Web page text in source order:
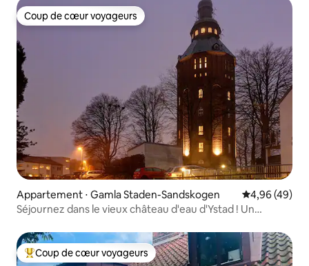
Coup de cœur voyageurs
Coup de cœur voyageurs
Appartement ⋅ Gamla Staden-Sandskogen Évaluation
4,96 (49)
Séjournez dans le vieux château d'eau d'Ystad ! Un
Coups de cœur voyageurs les plus appréciés
Coup de cœur voyageurs